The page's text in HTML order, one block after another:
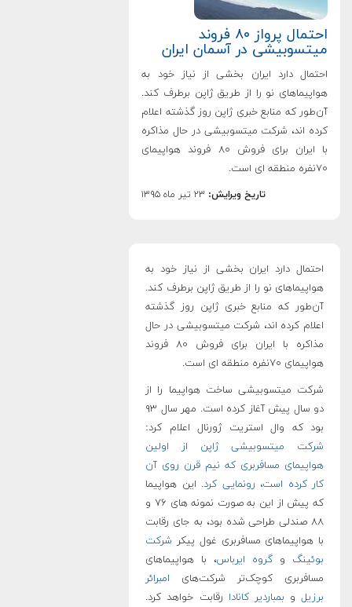
احتمال پرواز ۸۰ فروند
میتسوبیشی در آسمان ایران
احتمال دارد ایران بخشی از نیاز خود به
هواپیما‌های نو را از طریق ژاپن برطرف کند.
آن‌طور که منابع خبری ژاپن روز گذشته اعلام
کرده اند، شرکت میتسوبیشی در حال مذاکره
با ایران برای فروش ۸۰ فروند هواپیمای
۷۰نفره منطقه ای است.
تاریخ ویرایش: ۲۳ تیر ماه ۱۳۹۵
احتمال دارد ایران بخشی از نیاز خود به
هواپیما‌های نو را از طریق ژاپن برطرف کند.
آن‌طور که منابع خبری ژاپن روز گذشته
اعلام کرده اند، شرکت میتسوبیشی در حال
مذاکره با ایران برای فروش ۸۰ فروند
هواپیمای ۷۰نفره منطقه ای است.
شرکت میتسوبیشی ساخت هواپیما را از
دو سال پیش آغاز کرده است. مهر سال ۹۳
بود که وال استریت ژورنال اعلام کرد:
شرکت میتسوبیشی ژاپن از اولین
هواپیمای مسافربری که نیم قرن روی آن
کار کرده است، رونمایی کرد. این هواپیما
که پیش از این به صورت نمونه های ۷۶ و
۸۸ صندلی طراحی شده بود، به جای رقابت
با هواپیماهای مسافربری غول پیکر شرکت
بوئینگ و گروه ایرباس، با هواپیماهای
مسافربری کوچک‌تر شرکت‌های امبرائر
برزیل و بمباردیر کانادا رقابت خواهد کرد.